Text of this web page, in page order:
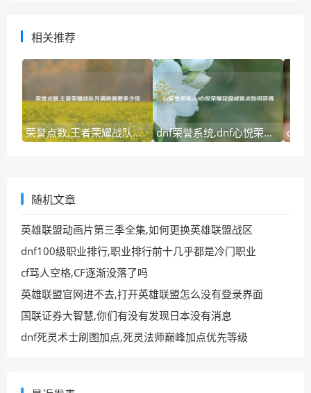
相关推荐
荣誉点数,王者荣耀战队升满级需要多少钱 dnf荣誉系统,dnf心悦荣耀花园成就点如何获得
随机文章
英雄联盟动画片第三季全集,如何更换英雄联盟战区
dnf100级职业排行,职业排行前十几乎都是冷门职业
cf骂人空格,CF逐渐没落了吗
英雄联盟官网进不去,打开英雄联盟怎么没有登录界面
国联证券大智慧,你们有没有发现日本没有消息
dnf死灵术士刷图加点,死灵法师巅峰加点优先等级